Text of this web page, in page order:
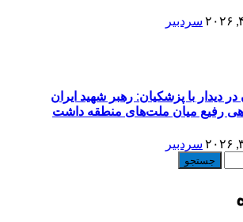
سردبیر
دیدار با پزشکیان: رهبر شهید ایران
رفیع میان ملت‌های منطقه داشت
سردبیر